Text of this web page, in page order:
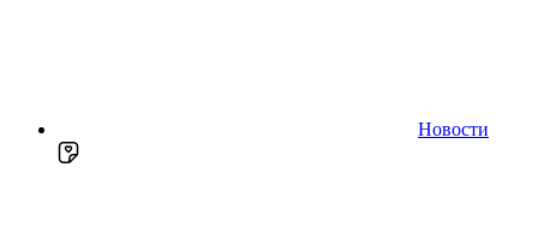
Новости